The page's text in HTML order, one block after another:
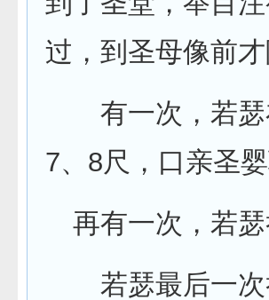
过，到圣母像前
有一次，若瑟
7、8尺，口亲圣
再有一次，若
若瑟最后一次